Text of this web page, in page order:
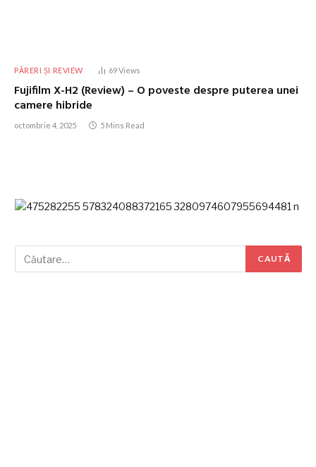
PĂRERI ȘI REVIEW 69Views
Fujifilm X-H2 (Review) – O poveste despre puterea unei
camere hibride
octombrie 4, 2025 5 Mins Read